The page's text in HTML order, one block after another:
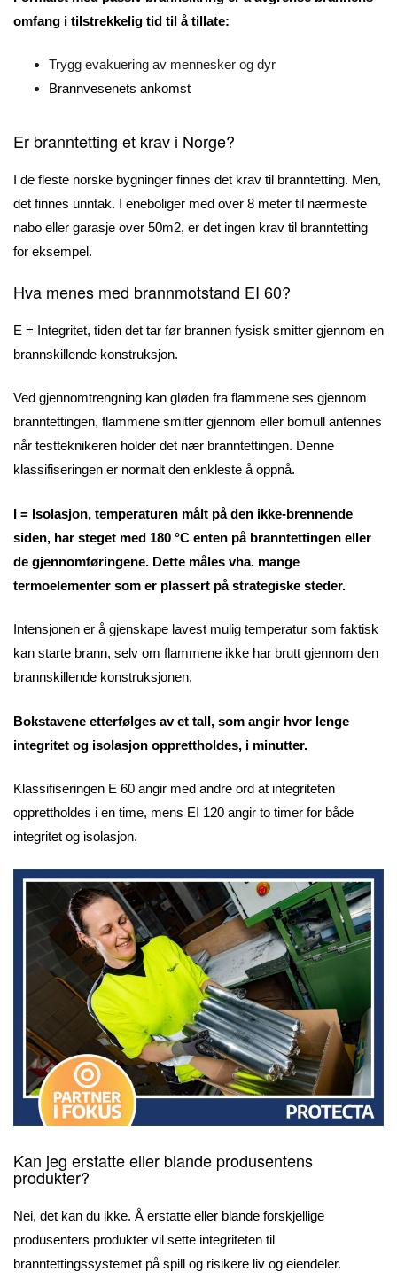
omfang i tilstrekkelig tid til å tillate:
Trygg evakuering av mennesker og dyr
Brannvesenets ankomst
Er branntetting et krav i Norge?
I de fleste norske bygninger finnes det krav til branntetting. Men,
det finnes unntak. I eneboliger med over 8 meter til nærmeste
nabo eller garasje over 50m2, er det ingen krav til branntetting
for eksempel.
Hva menes med brannmotstand EI 60?
E = Integritet, tiden det tar før brannen fysisk smitter gjennom en
brannskillende konstruksjon.
Ved gjennomtrengning kan gløden fra flammene ses gjennom
branntettingen, flammene smitter gjennom eller bomull antennes
når testteknikeren holder det nær branntettingen. Denne
klassifiseringen er normalt den enkleste å oppnå.
I = Isolasjon, temperaturen målt på den ikke-brennende
siden, har steget med 180 °C enten på branntettingen eller
de gjennomføringene. Dette måles vha. mange
termoelementer som er plassert på strategiske steder.
Intensjonen er å gjenskape lavest mulig temperatur som faktisk
kan starte brann, selv om flammene ikke har brutt gjennom den
brannskillende konstruksjonen.
Bokstavene etterfølges av et tall, som angir hvor lenge
integritet og isolasjon opprettholdes, i minutter.
Klassifiseringen E 60 angir med andre ord at integriteten
opprettholdes i en time, mens EI 120 angir to timer for både
integritet og isolasjon.
Kan jeg erstatte eller blande produsentens
produkter?
Nei, det kan du ikke. Å erstatte eller blande forskjellige
produsenters produkter vil sette integriteten til
branntettingssystemet på spill og risikere liv og eiendeler.